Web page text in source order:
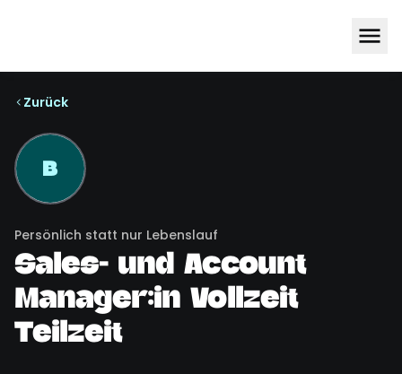
Zurück
B
Persönlich statt nur Lebenslauf
Sales- und Account
Manager:in Vollzeit
Teilzeit